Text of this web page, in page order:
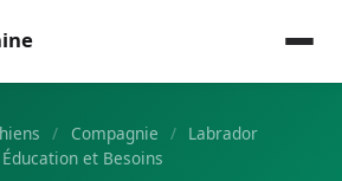
/ Compagnie / Labrador
et Besoins